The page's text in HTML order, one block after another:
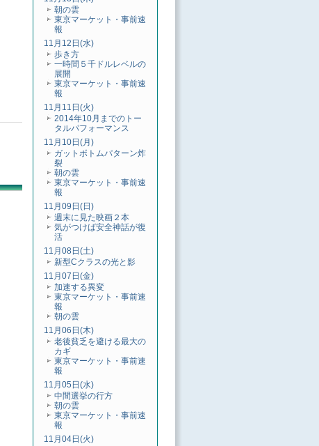
朝の雲
東京マーケット・事前速
報
11月12日(水)
歩き方
一時間５千ドルレベルの
展開
東京マーケット・事前速
報
11月11日(火)
2014年10月までのトー
タルパフォーマンス
11月10日(月)
ガットボトムパターン炸
裂
朝の雲
東京マーケット・事前速
報
11月09日(日)
週末に見た映画２本
気がつけば安全神話が復
活
11月08日(土)
新型Cクラスの光と影
11月07日(金)
加速する異変
東京マーケット・事前速
報
朝の雲
11月06日(木)
老後貧乏を避ける最大の
カギ
東京マーケット・事前速
報
11月05日(水)
中間選挙の行方
朝の雲
東京マーケット・事前速
報
11月04日(火)